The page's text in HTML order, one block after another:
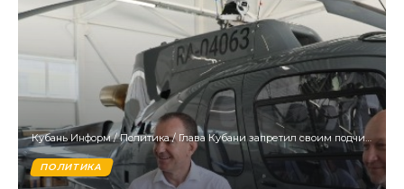
Кубань Информ/Политика/ Глава Кубани запретил своим подчинённым выезжать за пределы края
ПОЛИТИКА